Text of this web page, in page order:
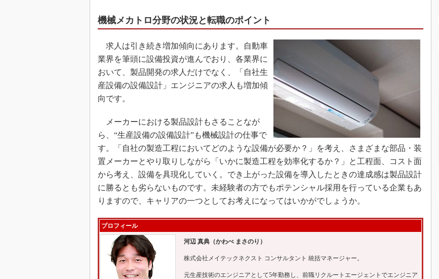
機械メカトロ分野の状況と転職のポイント
求人は引き続き増加傾向にあります。自動車
業界を筆頭に設備投資が進んでおり、各業界に
おいて、製品開発の求人だけでなく、「自社生
産設備の設備設計」エンジニアの求人も増加傾
向です。
メーカーにおける製品設計もさることなが
ら、“生産設備の設備設計”も機械設計の仕事で
す。「自社の製造工程においてどのような設備が必要か？」を考え、さまざまな部品・装
置メーカーとやり取りしながら「いかに製造工程を効率化するか？」と工程面、コスト面
から考え、設備を具現化していく。でき上がった設備を導入したときの達成感は製品設計
に勝るとも劣らないものです。未経験者の方でもポテンシャル採用を行っている企業もあ
りますので、キャリアの一つとしてお考えになってはいかがでしょうか。
プロフィール
河辺 真典（かわべ まさのり）
株式会社メイテックネクスト コンサルタント 統括マネージャー。
元生産技術のエンジニアとして5年勤務し、前職リクルートエージェントでエンジニア